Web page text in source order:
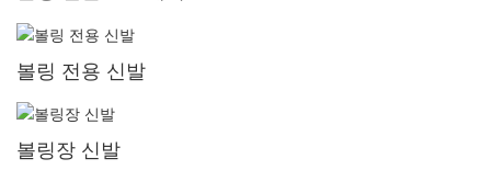
볼링 전용 신발
볼링장 신발